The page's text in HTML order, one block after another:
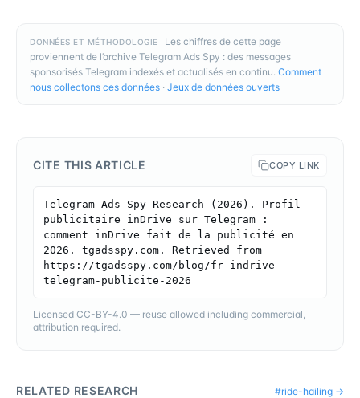
DONNÉES ET MÉTHODOLOGIE
Les chiffres de cette page
proviennent de l’archive Telegram Ads Spy : des messages
sponsorisés Telegram indexés et actualisés en continu. Comment
nous collectons ces données · Jeux de données ouverts
CITE THIS ARTICLE COPY LINK
Telegram Ads Spy Research (2026). Profil
publicitaire inDrive sur Telegram :
comment inDrive fait de la publicité en
2026. tgadsspy.com. Retrieved from
https://tgadsspy.com/blog/fr-indrive-
telegram-publicite-2026
Licensed CC-BY-4.0 — reuse allowed including commercial,
attribution required.
RELATED RESEARCH #ride-hailing →